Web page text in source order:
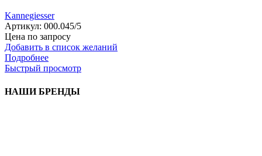
Kannegiesser
Артикул: 000.045/5
Цена по запросу
Добавить в список желаний
Подробнее
Быстрый просмотр
НАШИ БРЕНДЫ